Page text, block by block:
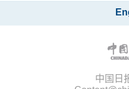
中国日